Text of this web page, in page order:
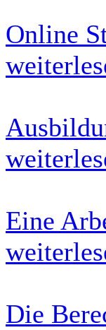
Online
Eine
Die